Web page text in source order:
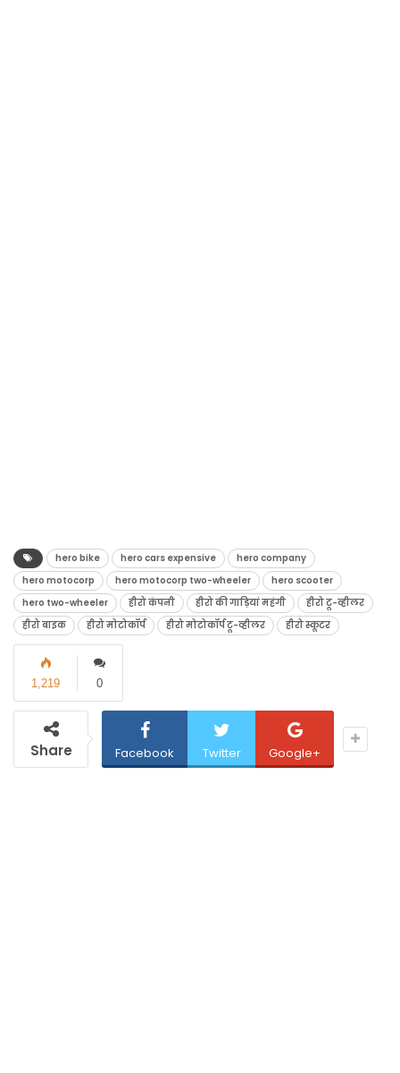
hero bike hero cars expensive
hero company
hero motocorp
hero motocorp two-wheeler
hero scooter
hero two-wheeler
हीरो कंपनी हीरो की गाड़ियां महंगी
हीरो टू-व्हीलर
हीरो बाइक
हीरो मोटोकॉर्प हीरो मोटोकॉर्प टू-व्हीलर हीरो स्कूटर
0
1,219
Share Facebook Twitter Google+